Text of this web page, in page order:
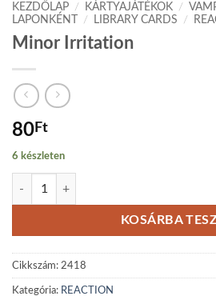
KEZDŐLAP / KÁRTYAJÁTÉKOK /
LAPONKÉNT
/ LIBRARY CARDS /
Minor Irritation
80Ft
6 készleten
Minor Irritation mennyiség
KOSÁRBA
Cikkszám: 2418
Kategória: REACTION